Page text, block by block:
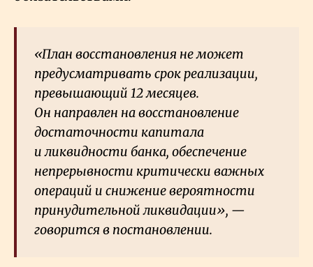
«План восстановления не может
предусматривать срок реализации,
превышающий 12 месяцев.
Он направлен на восстановление
достаточности капитала
и ликвидности банка, обеспечение
непрерывности критически важных
операций и снижение вероятности
принудительной ликвидации», —
говорится в постановлении.